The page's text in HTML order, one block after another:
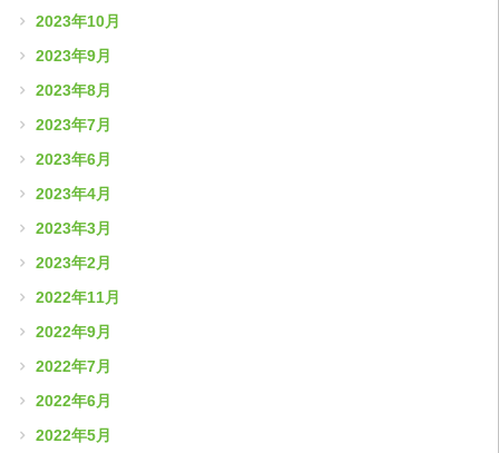
2023年10月
2023年9月
2023年8月
2023年7月
2023年6月
2023年4月
2023年3月
2023年2月
2022年11月
2022年9月
2022年7月
2022年6月
2022年5月